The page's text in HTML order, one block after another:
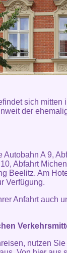
sich mitten
der
Autobahn A 9,
Abfahrt
Beelitz. Am
Verfügung.
Anfahrt auch
nutzen